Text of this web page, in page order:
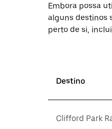
Embora possa
alguns destinos
perto de si,
Destino
Clifford Park